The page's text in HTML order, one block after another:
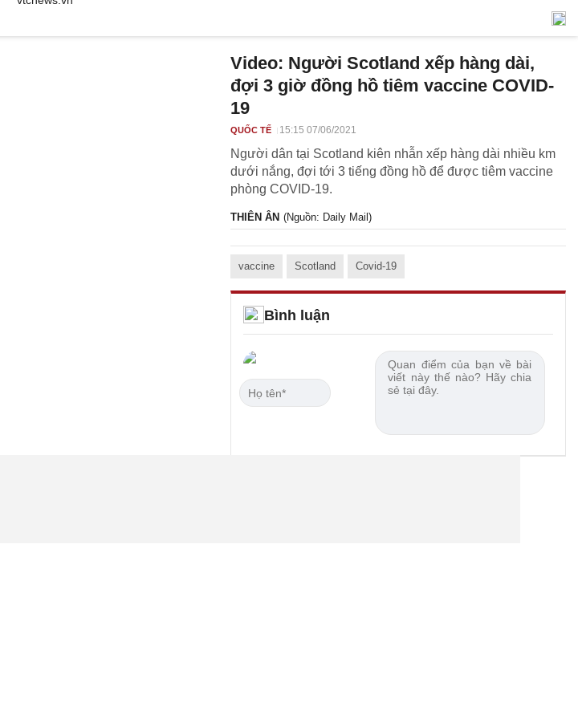
Video: Người Scotland xếp hàng dài,
đợi 3 giờ đồng hồ tiêm vaccine COVID-
19
QUỐC TẾ 15:15 07/06/2021
Người dân tại Scotland kiên nhẫn xếp hàng dài nhiều km
dưới nắng, đợi tới 3 tiếng đồng hồ để được tiêm vaccine
phòng COVID-19.
THIÊN ÂN (Nguồn: Daily Mail)
vaccine Scotland Covid-19
Bình luận